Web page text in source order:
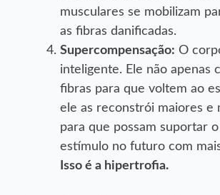
musculares se mobilizam
as fibras danificadas.
Supercompensação: O
inteligente. Ele não apenas
fibras para que voltem ao
ele as reconstrói maiores e
para que possam suportar
estímulo no futuro com
Isso é a hipertrofia.